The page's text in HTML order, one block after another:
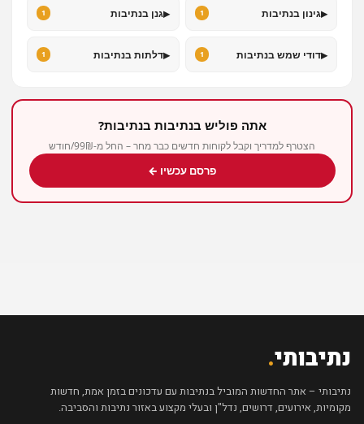
▸גינון בנתיבות 1
▸גנן בנתיבות 1
▸דודי שמש בנתיבות 1
▸דלתות בנתיבות 1
אתה פוליש בנתיבות בנתיבות?
הצטרף למדריך וקבל לקוחות חדשים כבר מחר – החל מ-99₪/חודש
פרסם עכשיו ←
נתיבותי.
נתיבותי – אתר החדשות המוביל בנתיבות עם עדכונים בזמן אמת, חדשות
מקומיות, אירועים, דרושים, נדל"ן ובעלי מקצוע באזור נתיבות והסביבה.